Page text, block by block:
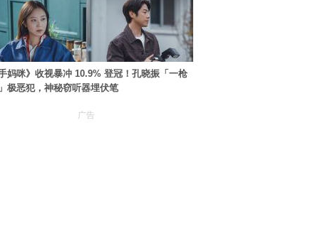
手妈咪》收视暴冲 10.9% 登冠！孔晓振「一枪
极恶犯，神秘窃听器埋伏笔
广告